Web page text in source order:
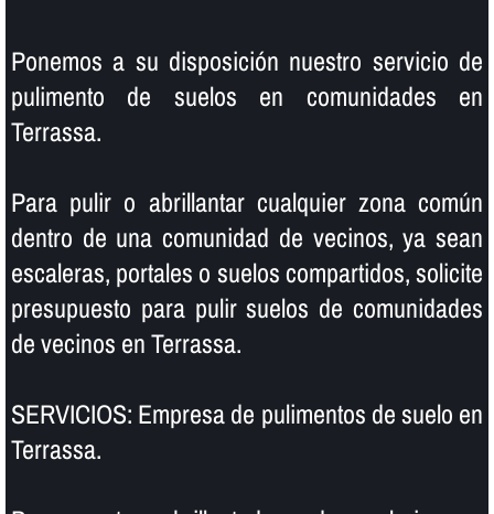
Ponemos a su disposición nuestro servicio de
pulimento de suelos en comunidades en
Terrassa.
Para pulir o abrillantar cualquier zona común
dentro de una comunidad de vecinos, ya sean
escaleras, portales o suelos compartidos, solicite
presupuesto para pulir suelos de comunidades
de vecinos en Terrassa.
SERVICIOS: Empresa de pulimentos de suelo en
Terrassa.